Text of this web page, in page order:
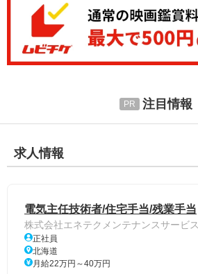
注目情報
求人情報
電気主任技術者/住宅手当/残業手当
株式会社エネテクメンテナンスサービス
正社員
北海道
月給22万円～40万円